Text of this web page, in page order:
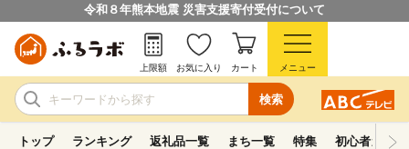
令和８年熊本地震 災害支援寄付受付について
検索
上限額 お気に入り カート メニュー
トップ ランキング 返礼品一覧 まち一覧 特集 初心者ガイド